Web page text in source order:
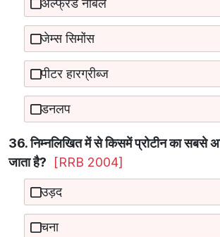
अल्फ्रेड नोबेल
जेम्स सिमोंस
पीटर हारग्रीब्ज
डनलप
36. निम्नलिखित में से किसमें प्रोटीन का सबसे
जाता है?
[RRB 2004]
उड़द
चना